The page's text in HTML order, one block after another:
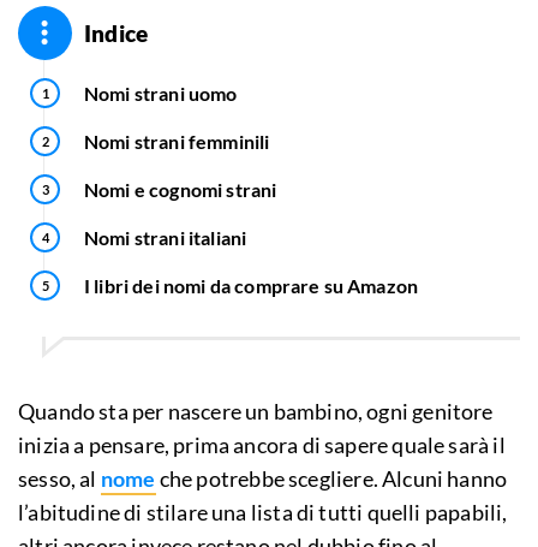
Indice
Nomi strani uomo
Nomi strani femminili
Nomi e cognomi strani
Nomi strani italiani
I libri dei nomi da comprare su Amazon
Quando sta per nascere un bambino, ogni genitore
inizia a pensare, prima ancora di sapere quale sarà il
sesso, al nome che potrebbe scegliere. Alcuni hanno
l’abitudine di stilare una lista di tutti quelli papabili,